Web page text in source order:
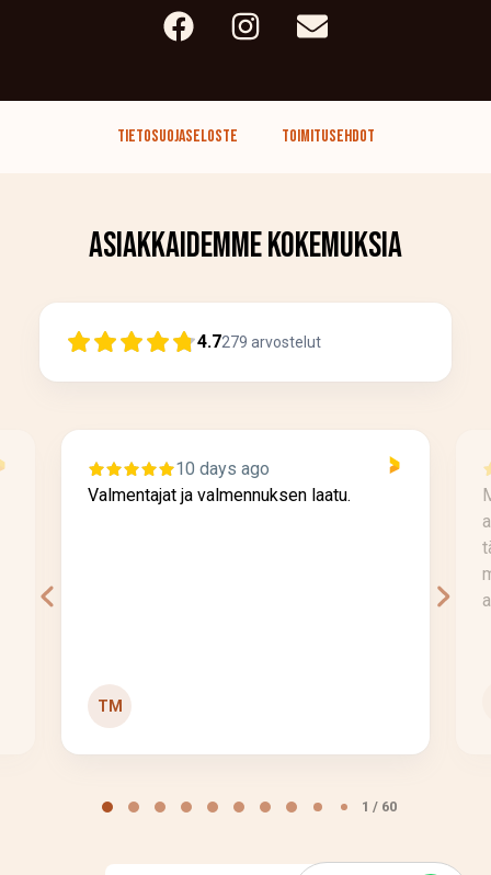
Tietosuojaseloste Toimitusehdot
Asiakkaidemme kokemuksia
4.7279 arvostelut
10 days ago
Valmentajat ja valmennuksen laatu.
TM
1 / 60